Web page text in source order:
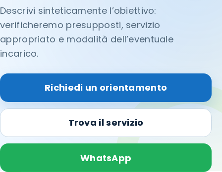
Descrivi sinteticamente l’obiettivo:
verificheremo presupposti, servizio
appropriato e modalità dell’eventuale
incarico.
Richiedi un orientamento
Trova il servizio
WhatsApp